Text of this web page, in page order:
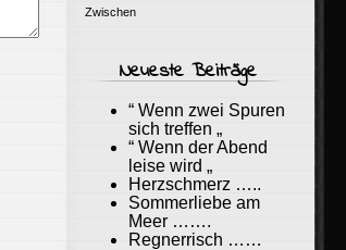
Zwischen
Neueste Beiträge
“ Wenn zwei Spuren
sich treffen „
“ Wenn der Abend
leise wird „
Herzschmerz …..
Sommerliebe am
Meer …….
Regnerrisch ……